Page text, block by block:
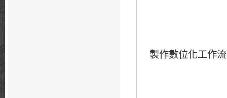
製作數位化工作